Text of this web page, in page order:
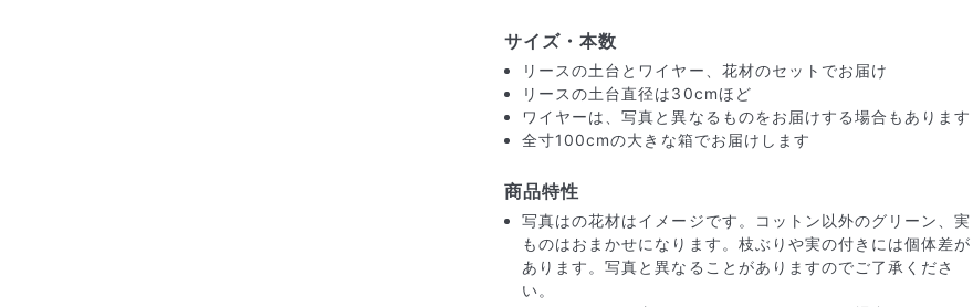
届いたお花に元気がなかったら？
もし届いたお花に「枯れている」「折れている」などの不備が
あった場合は、些細なことでもお気軽にサポートまでご連絡く
サイズ・本数
リースの土台とワイヤー、花材のセットでお届け
リースの土台直径は30cmほど
ワイヤーは、写真と異なるものをお届けする場合もあります
全寸100cmの大きな箱でお届けします
商品特性
写真はの花材はイメージです。コットン以外のグリーン、実
ものはおまかせになります。枝ぶりや実の付きには個体差が
あります。写真と異なることがありますのでご了承くださ
い。